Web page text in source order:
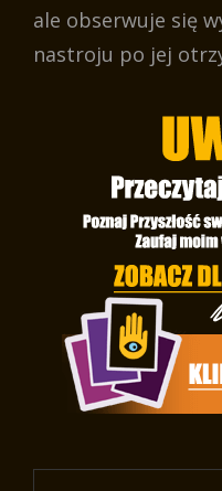
ale obserwuje się
nastroju po jej